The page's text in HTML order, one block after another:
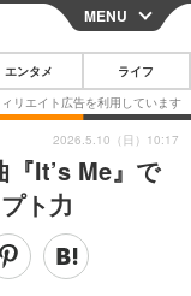
CLOSE
スマートフォン
その他
映画・ドラマ
MENU
エンタメ ライフ
It’s Me』で
ト力
2026.5.10（日）10:17